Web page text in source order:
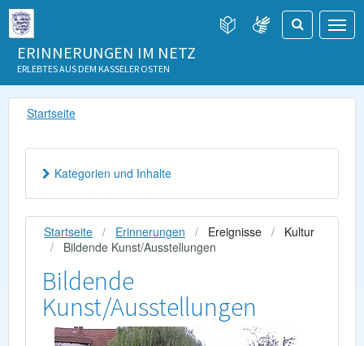
ERINNERUNGEN IM NETZ
ERLEBTES AUS DEM KASSELER OSTEN
Startseite
Startseite Erinnerungen Ereignisse
Kultur
Bildende Kunst/Ausstellungen
Bildende
Kunst/Ausstellungen
Kategorien und Inhalte